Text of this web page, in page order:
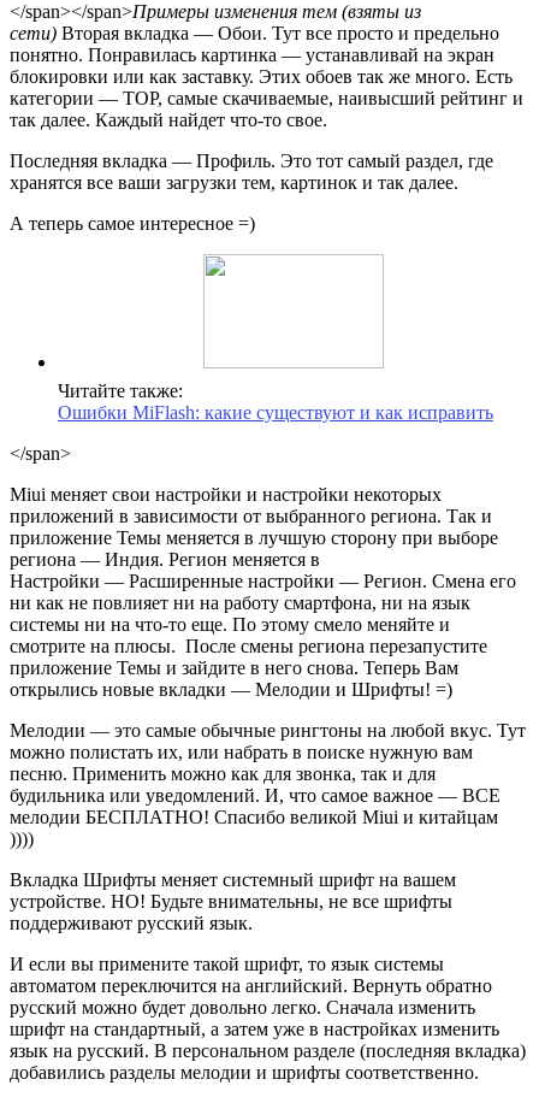
</span></span>Примеры изменения тем (взяты из
сети) Вторая вкладка — Обои. Тут все просто и предельно
понятно. Понравилась картинка — устанавливай на экран
блокировки или как заставку. Этих обоев так же много. Есть
категории — ТОР, самые скачиваемые, наивысший рейтинг и
так далее. Каждый найдет что-то свое.
Последняя вкладка — Профиль. Это тот самый раздел, где
хранятся все ваши загрузки тем, картинок и так далее.
А теперь самое интересное =)
Читайте также:
Ошибки MiFlash: какие существуют и как исправить
</span>
Miui меняет свои настройки и настройки некоторых
приложений в зависимости от выбранного региона. Так и
приложение Темы меняется в лучшую сторону при выборе
региона — Индия. Регион меняется в
Настройки — Расширенные настройки — Регион. Смена его
ни как не повлияет ни на работу смартфона, ни на язык
системы ни на что-то еще. По этому смело меняйте и
смотрите на плюсы. После смены региона перезапустите
приложение Темы и зайдите в него снова. Теперь Вам
открылись новые вкладки — Мелодии и Шрифты! =)
Мелодии — это самые обычные рингтоны на любой вкус. Тут
можно полистать их, или набрать в поиске нужную вам
песню. Применить можно как для звонка, так и для
будильника или уведомлений. И, что самое важное — ВСЕ
мелодии БЕСПЛАТНО! Спасибо великой Miui и китайцам
))))
Вкладка Шрифты меняет системный шрифт на вашем
устройстве. НО! Будьте внимательны, не все шрифты
поддерживают русский язык.
И если вы примените такой шрифт, то язык системы
автоматом переключится на английский. Вернуть обратно
русский можно будет довольно легко. Сначала изменить
шрифт на стандартный, а затем уже в настройках изменить
язык на русский. В персональном разделе (последняя вкладка)
добавились разделы мелодии и шрифты соответственно.